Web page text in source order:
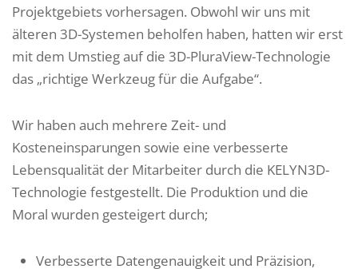
Projektgebiets vorhersagen. Obwohl wir uns mit
älteren 3D-Systemen beholfen haben, hatten wir erst
mit dem Umstieg auf die 3D-PluraView-Technologie
das „richtige Werkzeug für die Aufgabe“.
Wir haben auch mehrere Zeit- und
Kosteneinsparungen sowie eine verbesserte
Lebensqualität der Mitarbeiter durch die KELYN3D-
Technologie festgestellt. Die Produktion und die
Moral wurden gesteigert durch;
Verbesserte Datengenauigkeit und Präzision,